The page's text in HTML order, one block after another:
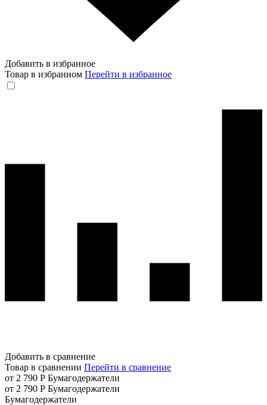
Добавить в избранное
Товар в избранном Перейти в избранное
Добавить в сравнение
Товар в сравнении Перейти в сравнение
от 2 790 Р Бумагодержатели
от 2 790 Р Бумагодержатели
Бумагодержатели